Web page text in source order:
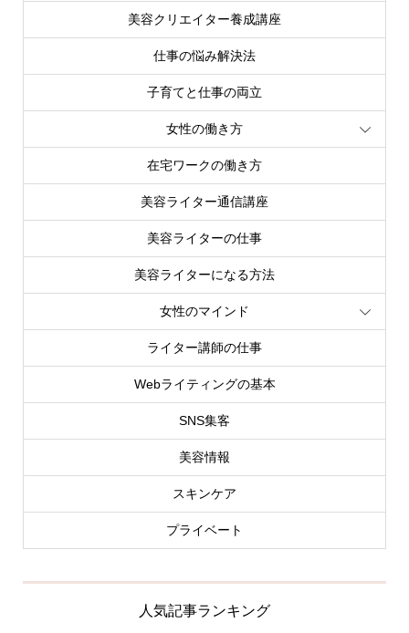
美容クリエイター養成講座
仕事の悩み解決法
子育てと仕事の両立
女性の働き方
在宅ワークの働き方
美容ライター通信講座
美容ライターの仕事
美容ライターになる方法
女性のマインド
ライター講師の仕事
Webライティングの基本
SNS集客
美容情報
スキンケア
プライベート
人気記事ランキング